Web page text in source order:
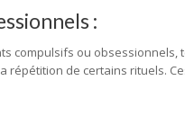
:
compulsifs ou
répétition de certains rituels.